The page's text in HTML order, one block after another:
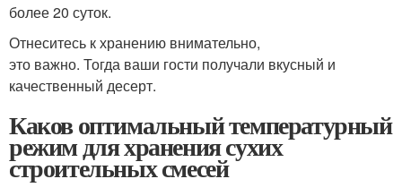
более 20 суток.
Отнеситесь к хранению внимательно,
это важно. Тогда ваши гости получали вкусный и
качественный десерт.
Каков оптимальный температурный
режим для хранения сухих
строительных смесей